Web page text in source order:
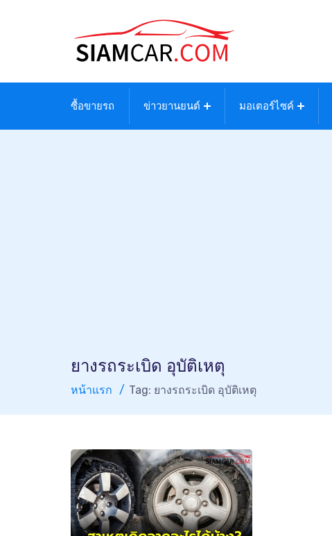
ซื้อขายรถ ข่าวยานยนต์ มอเตอร์ไซค์
ยางรถระเบิด อุบัติเหตุ
หน้าแรก Tag: ยางรถระเบิด อุบัติเหตุ